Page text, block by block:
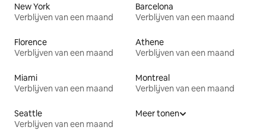
New York
Verblijven van een maand
Barcelona
Verblijven van een maand
Florence
Verblijven van een maand
Athene
Verblijven van een maand
Miami
Verblijven van een maand
Montreal
Verblijven van een maand
Seattle
Verblijven van een maand
Meer tonen